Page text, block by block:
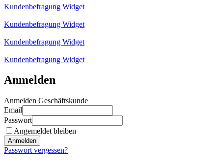
Kundenbefragung Widget
Kundenbefragung Widget
Kundenbefragung Widget
Kundenbefragung Widget
Anmelden
Anmelden Geschäftskunde
Email
Passwort
Angemeldet bleiben
Anmelden
Passwort vergessen?